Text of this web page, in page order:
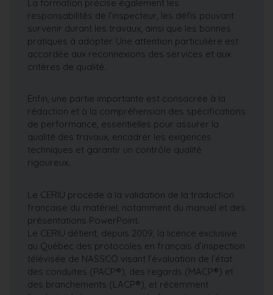
La formation précise également les
responsabilités de l’inspecteur, les défis pouvant
survenir durant les travaux, ainsi que les bonnes
pratiques à adopter. Une attention particulière est
accordée aux reconnexions des services et aux
critères de qualité.
Enfin, une partie importante est consacrée à la
rédaction et à la compréhension des spécifications
de performance, essentielles pour assurer la
qualité des travaux, encadrer les exigences
techniques et garantir un contrôle qualité
rigoureux.
Le CERIU procède à la validation de la traduction
française du matériel, notamment du manuel et des
présentations PowerPoint.
Le CERIU détient, depuis 2009, la licence exclusive
au Québec des protocoles en français d’inspection
télévisée de NASSCO visant l’évaluation de l’état
des conduites (PACP®), des regards (MACP®) et
des branchements (LACP®), et récemment